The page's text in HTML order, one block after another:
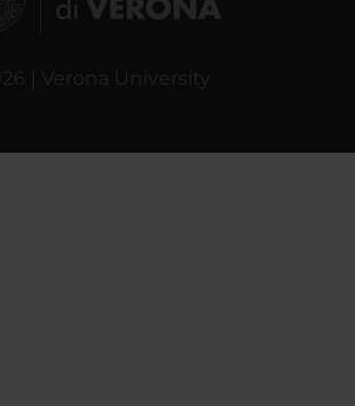
| Verona University